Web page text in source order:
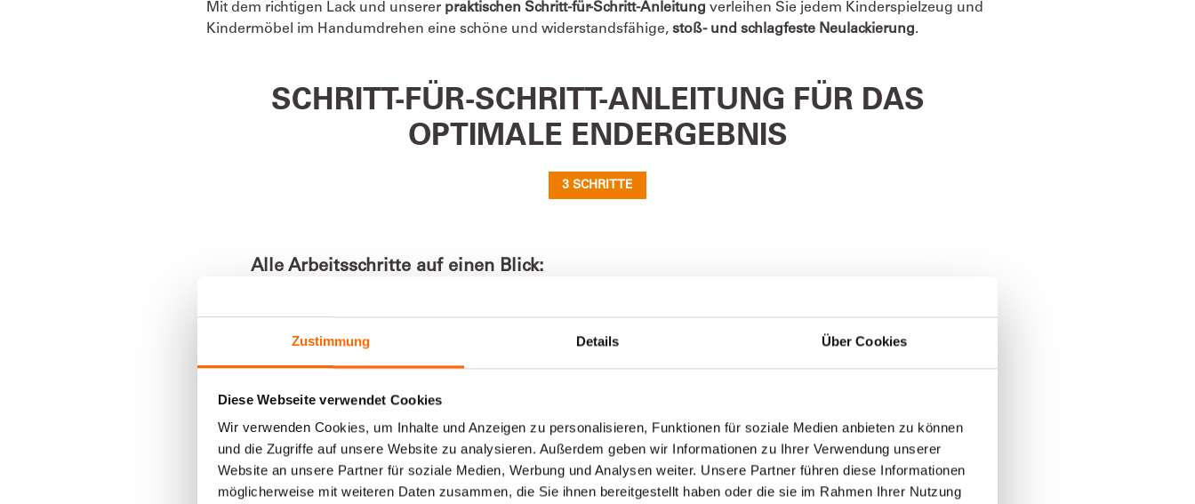
Zustimmung Details Über Cookies
Diese Webseite verwendet Cookies
Wir verwenden Cookies, um Inhalte und Anzeigen zu personalisieren, Funktionen für soziale Medien anbieten zu können
und die Zugriffe auf unsere Website zu analysieren. Außerdem geben wir Informationen zu Ihrer Verwendung unserer
Website an unsere Partner für soziale Medien, Werbung und Analysen weiter. Unsere Partner führen diese Informationen
möglicherweise mit weiteren Daten zusammen, die Sie ihnen bereitgestellt haben oder die sie im Rahmen Ihrer Nutzung
Mit dem richtigen Lack und unserer praktischen Schritt-für-Schritt-Anleitung verleihen Sie jedem Kinderspielzeug und
Kindermöbel im Handumdrehen eine schöne und widerstandsfähige, stoß- und schlagfeste Neulackierung.
SCHRITT-FÜR-SCHRITT-ANLEITUNG FÜR DAS
OPTIMALE ENDERGEBNIS
3 SCHRITTE
Alle Arbeitsschritte auf einen Blick:
Das richtige Werkzeug bereitlegen